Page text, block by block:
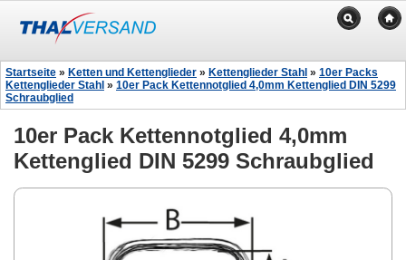
Startseite » Ketten und Kettenglieder » Kettenglieder Stahl » 10er Packs
Kettenglieder Stahl » 10er Pack Kettennotglied 4,0mm Kettenglied DIN 5299
Schraubglied
10er Pack Kettennotglied 4,0mm
Kettenglied DIN 5299 Schraubglied